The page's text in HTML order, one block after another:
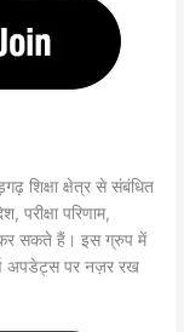
शिक्षा क्षेत्र से संबंधित
परीक्षा परिणाम,
कर सकते हैं। इस ग्रुप में
अपडेट्स पर नज़र रख